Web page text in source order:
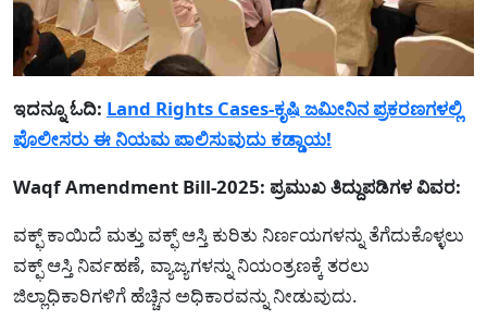
ಇದನ್ನೂ ಓದಿ: Land Rights Cases-ಕೃಷಿ ಜಮೀನಿನ ಪ್ರಕರಣಗಳಲ್ಲಿ
ಪೊಲೀಸರು ಈ ನಿಯಮ ಪಾಲಿಸುವುದು ಕಡ್ಡಾಯ!
Waqf Amendment Bill-2025: ಪ್ರಮುಖ ತಿದ್ದುಪಡಿಗಳ ವಿವರ:
ವಕ್ಫ್ ಕಾಯಿದೆ ಮತ್ತು ವಕ್ಫ್ ಆಸ್ತಿ ಕುರಿತು ನಿರ್ಣಯಗಳನ್ನು ತೆಗೆದುಕೊಳ್ಳಲು
ವಕ್ಫ್ ಆಸ್ತಿ ನಿರ್ವಹಣೆ, ವ್ಯಾಜ್ಯಗಳನ್ನು ನಿಯಂತ್ರಣಕ್ಕೆ ತರಲು
ಜಿಲ್ಲಾಧಿಕಾರಿಗಳಿಗೆ ಹೆಚ್ಚಿನ ಅಧಿಕಾರವನ್ನು ನೀಡುವುದು.